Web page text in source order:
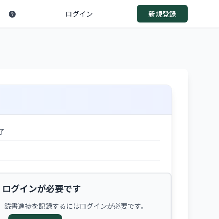
ログイン 新規登録
ログインが必要です
書進捗を記録するにはログインが必要です。